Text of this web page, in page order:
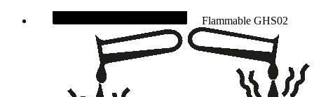
Flammable GHS02